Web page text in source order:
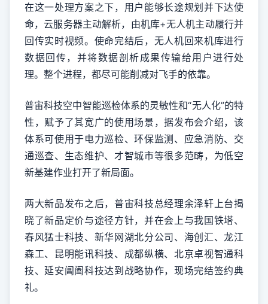
在这一处理方案之下，用户能够长途规划并下达使
命，云服务器主动解析，由机库+无人机主动履行并
回传实时视频。使命完结后，无人机回来机库进行
数据回传，并将数据剖析成果传输给用户进行处
理。整个进程，都尽可能削减对飞手的依靠。
普宙科技空中智能巡检体系的灵敏性和“无人化”的特
性，赋予了其宽广的使用场景，据发布会介绍，该
体系可使用于电力巡检、环保监测、应急消防、交
通巡查、生态维护、才智城市等很多范畴，为低空
新基建作业打开了新局面。
两大新品发布之后，普宙科技总经理余泽轩上台揭
晓了新品定价与途径方针，并在会上与我国铁塔、
春风猛士科技、新华网湖北分公司、海创汇、龙江
森工、昆明能讯科技、成都纵横、北京卓视智通科
技、延安阊阖科技达到战略协作，现场完结签约典
礼。